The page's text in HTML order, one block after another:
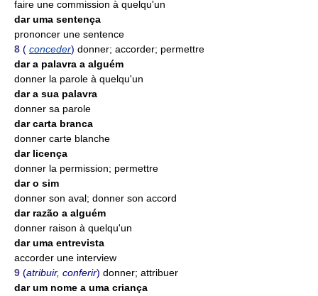
faire une commission à quelqu'un
dar uma sentença
prononcer une sentence
8 ( conceder) donner; accorder; permettre
dar a palavra a alguém
donner la parole à quelqu'un
dar a sua palavra
donner sa parole
dar carta branca
donner carte blanche
dar licença
donner la permission; permettre
dar o sim
donner son aval; donner son accord
dar razão a alguém
donner raison à quelqu'un
dar uma entrevista
accorder une interview
9 (atribuir, conferir) donner; attribuer
dar um nome a uma criança